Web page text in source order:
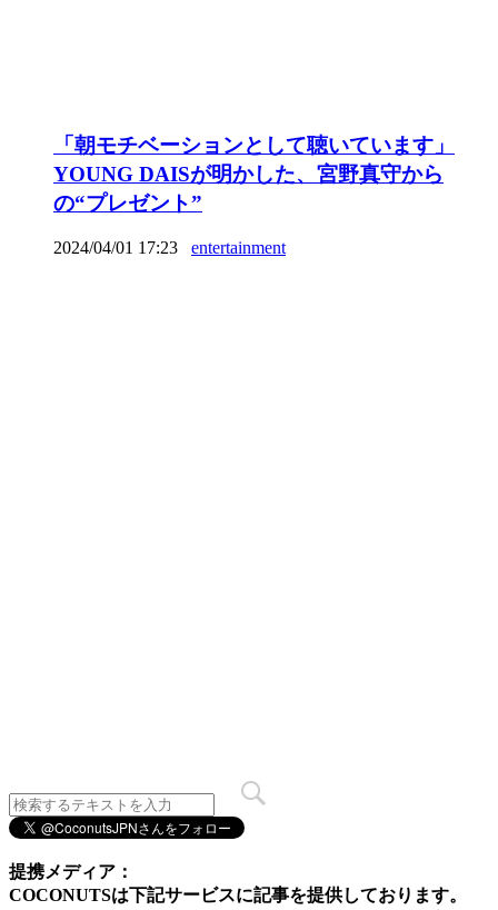
「朝モチベーションとして聴いています」
YOUNG DAISが明かした、宮野真守から
の“プレゼント”
2024/04/01 17:23 entertainment
提携メディア：
COCONUTSは下記サービスに記事を提供しております。